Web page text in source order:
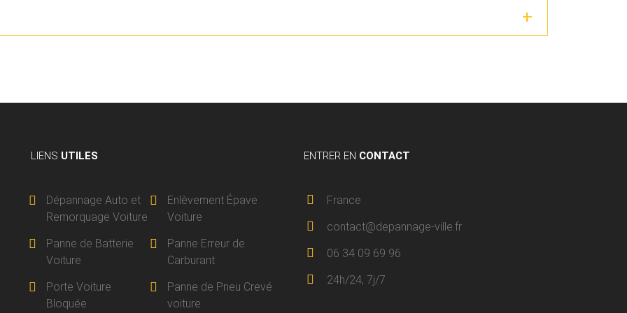
LIENS UTILES
Dépannage Auto et
Remorquage Voiture
Enlèvement Épave
Voiture
Panne de Batterie
Voiture
Panne Erreur de
Carburant
Porte Voiture
Bloquée
Panne de Pneu Crevé
voiture
ENTRER EN CONTACT
France
contact@depannage-ville.fr
06 34 09 69 96
24h/24, 7j/7